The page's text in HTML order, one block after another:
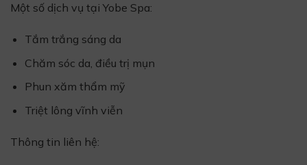
Một số dịch vụ tại Yobe Spa:
Tắm trắng sáng da
Chăm sóc da, điều trị mụn
Phun xăm thẩm mỹ
Triệt lông vĩnh viễn
Thông tin liên hệ: